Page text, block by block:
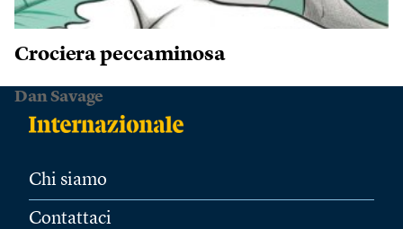
Crociera peccaminosa
Dan Savage
Chi siamo
Contattaci